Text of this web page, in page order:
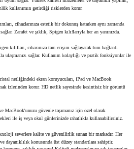
kullanımın getirdiği risklerden korur.
cihazlarınıza estetik bir dokunuş katarken aynı zamanda
Zarafet ve şıklık, Spigen kılıflarıyla her an yanınızda.
kılıfları, cihazınıza tam erişim sağlayarak tüm bağlantı
ulaşmanızı sağlar. Kullanım kolaylığı ve pratik fonksiyonlar ile
netliğindeki ekran koruyucuları, iPad ve MacBook
izlerinden korur. HD netlik sayesinde kesintisiz bir görüntü
MacBook'unuzu güvenle taşımanız için özel olarak
ile iş veya okul günlerinizde rahatlıkla kullanabilirsiniz.
severlere kalite ve güvenilirlik sunan bir markadır. Her
konusunda üst düzey standartlara sahiptir.